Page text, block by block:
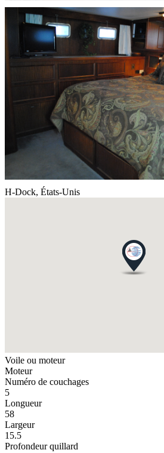
H-Dock, États-Unis
Voile ou moteur
Moteur
Numéro de couchages
5
Longueur
58
Largeur
15.5
Profondeur quillard